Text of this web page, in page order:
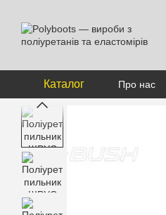
Каталог Про нас